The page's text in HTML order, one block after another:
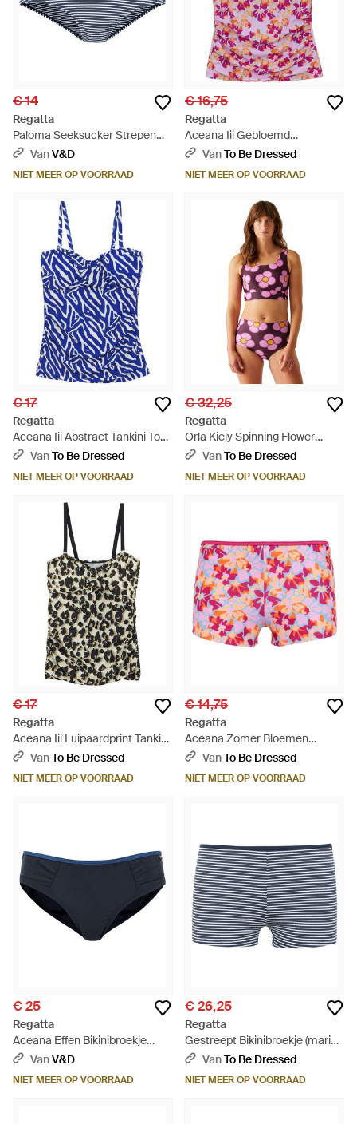
€ 14
Regatta
Paloma Seeksucker Strepen
Zwembroek (Marine, Wit) -
VanV&D
NIET MEER OP VOORRAAD
€ 16,75
Regatta
Aceana Iii Gebloemd
Zomertanktopje - Roze
VanTo Be Dressed
NIET MEER OP VOORRAAD
€ 17
Regatta
Aceana Iii Abstract Tankini Top
(helderste Blauw) - Blauw
VanTo Be Dressed
NIET MEER OP VOORRAAD
€ 32,25
Regatta
Orla Kiely Spinning Flower
Omkeerbaar Bikini Set (morello)
VanTo Be Dressed
NIET MEER OP VOORRAAD
€ 17
Regatta
Aceana Iii Luipaardprint Tankini
Top (natuurlijk) - Zwart
VanTo Be Dressed
NIET MEER OP VOORRAAD
€ 14,75
Regatta
Aceana Zomer Bloemen
Bikinishort (roze/geel)
VanTo Be Dressed
NIET MEER OP VOORRAAD
€ 25
Regatta
Aceana Effen Bikinibroekje
(marineblauw/helderblauw)
VanV&D
NIET MEER OP VOORRAAD
€ 26,25
Regatta
Gestreept Bikinibroekje (marine
/ Wit) - Blauw
VanTo Be Dressed
NIET MEER OP VOORRAAD